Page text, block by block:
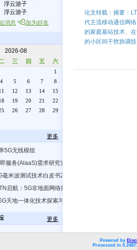
浮云游子
浮云游子
消息
加为好友
2026-08
三 四 五 六
1
4 5 6 7
8
12 13 14
15
19 20 21
22
26 27 28
29
更多
5G无线模组
服务(AlaaS)需求研究资料分享
毫米波测试技术白皮书20220321资料分享
启航：5G非地面网络技术概论2023资料分享
天地一体化技术探索与实践资料分享
更多
论文转载：摘要：
代主流移动通信网
的家庭基站技术、
的小区间干扰协调
Powered by
Processed in